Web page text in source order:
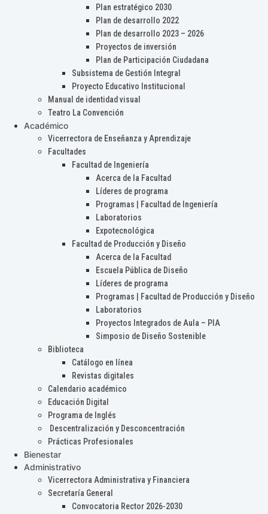
Plan estratégico 2030
Plan de desarrollo 2022
Plan de desarrollo 2023 – 2026
Proyectos de inversión
Plan de Participación Ciudadana
Subsistema de Gestión Integral
Proyecto Educativo Institucional
Manual de identidad visual
Teatro La Convención
Académico
Vicerrectora de Enseñanza y Aprendizaje
Facultades
Facultad de Ingeniería
Acerca de la Facultad
Líderes de programa
Programas | Facultad de Ingeniería
Laboratorios
Expotecnológica
Facultad de Producción y Diseño
Acerca de la Facultad
Escuela Pública de Diseño
Líderes de programa
Programas | Facultad de Producción y Diseño
Laboratorios
Proyectos Integrados de Aula – PIA
Simposio de Diseño Sostenible
Biblioteca
Catálogo en línea
Revistas digitales
Calendario académico
Educación Digital
Programa de Inglés
Descentralización y Desconcentración
Prácticas Profesionales
Bienestar
Administrativo
Vicerrectora Administrativa y Financiera
Secretaría General
Convocatoria Rector 2026-2030